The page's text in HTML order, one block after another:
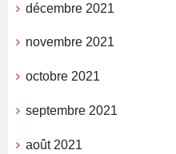
décembre 2021
novembre 2021
octobre 2021
septembre 2021
août 2021